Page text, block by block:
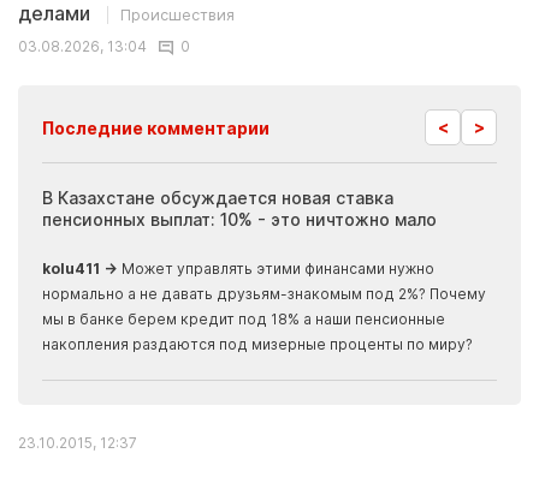
делами
Происшествия
03.08.2026, 13:04
0
Последние комментарии < >
В Казахстане обсуждается новая ставка
пенсионных выплат: 10% - это ничтожно мало
kolu411 → Может управлять этими финансами нужно
нормально а не давать друзьям-знакомым под 2%? Почему
мы в банке берем кредит под 18% а наши пенсионные
накопления раздаются под мизерные проценты по миру?
23.10.2015, 12:37